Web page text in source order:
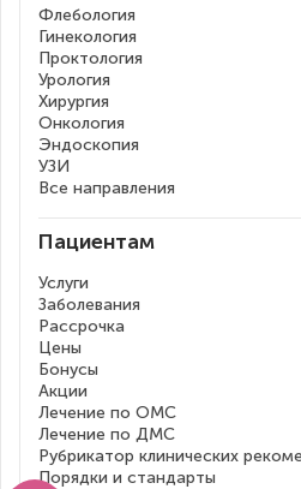
Флебология
Гинекология
Проктология
Урология
Хирургия
Онкология
Эндоскопия
УЗИ
Все направления
Пациентам
Услуги
Заболевания
Рассрочка
Цены
Бонусы
Акции
Лечение по ОМС
Лечение по ДМС
Рубрикатор клинических
Порядки и стандарты